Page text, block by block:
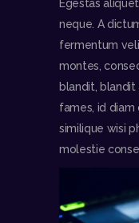
Egestas
neque. A
fermentum
montes,
blandit, blandit
fames, id diam
similique wisi
molestie